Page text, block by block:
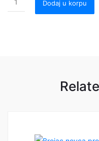
Dodaj u korpu